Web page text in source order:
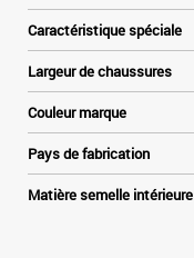
Caractéristique spéciale
Largeur de chaussures
Couleur marque
Pays de fabrication
Matière semelle intérieure